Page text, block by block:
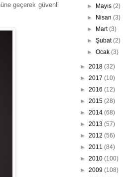
geçerek güvenli
► Mayıs(2)
► Nisan(3)
► Mart(3)
►Şubat(2)
►Ocak(3)
► 2018 (32)
► 2017 (10)
► 2016 (12)
► 2015 (28)
► 2014 (68)
► 2013 (57)
► 2012 (56)
► 2011 (84)
► 2010 (100)
► 2009 (108)